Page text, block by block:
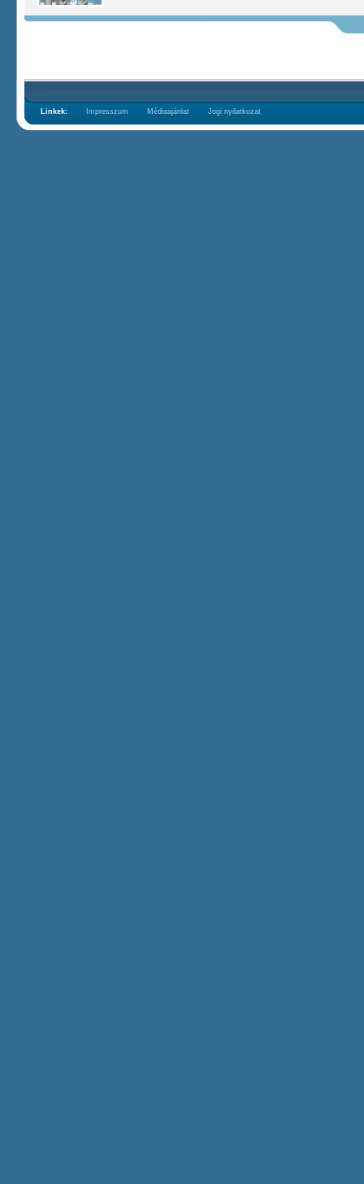
Linkek: Impresszum Médiaajánlat Jogi nyilatkozat